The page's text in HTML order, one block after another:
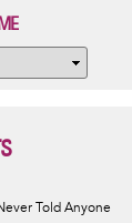
Told Anyone